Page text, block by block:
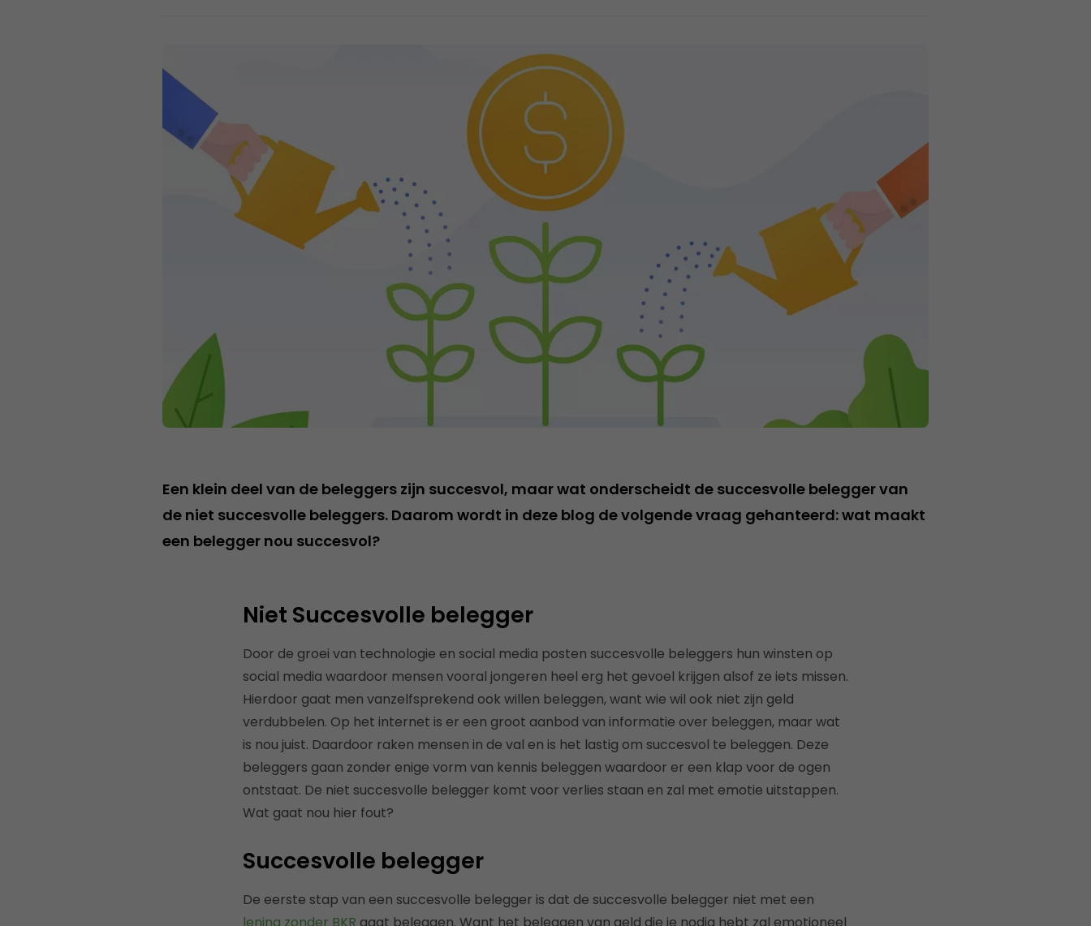
Een klein deel van de beleggers zijn succesvol, maar wat onderscheidt de succesvolle belegger van
de niet succesvolle beleggers. Daarom wordt in deze blog de volgende vraag gehanteerd: wat maakt
een belegger nou succesvol?
Niet Succesvolle belegger
Door de groei van technologie en social media posten succesvolle beleggers hun winsten op
social media waardoor mensen vooral jongeren heel erg het gevoel krijgen alsof ze iets missen.
Hierdoor gaat men vanzelfsprekend ook willen beleggen, want wie wil ook niet zijn geld
verdubbelen. Op het internet is er een groot aanbod van informatie over beleggen, maar wat
is nou juist. Daardoor raken mensen in de val en is het lastig om succesvol te beleggen. Deze
beleggers gaan zonder enige vorm van kennis beleggen waardoor er een klap voor de ogen
ontstaat. De niet succesvolle belegger komt voor verlies staan en zal met emotie uitstappen.
Wat gaat nou hier fout?
Succesvolle belegger
De eerste stap van een succesvolle belegger is dat de succesvolle belegger niet met een
lening zonder BKR gaat beleggen. Want het beleggen van geld die je nodig hebt zal emotioneel